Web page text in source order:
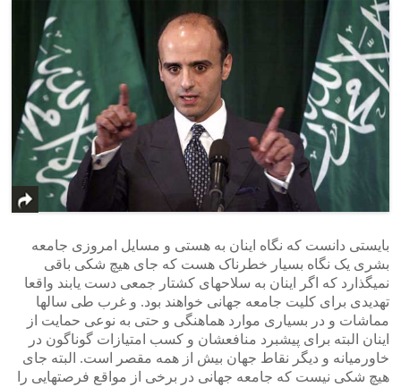
بایستی دانست که نگاه اینان به هستی و مسایل امروزی جامعه
بشری یک نگاه بسیار خطرناک هست که جای هیچ شکی باقی
نمیگذارد که اگر اینان به سلاحهای کشتار جمعی دست یابند واقعا
تهدیدی برای کلیت جامعه جهانی خواهند بود. و غرب طی سالها
مماشات و در بسیاری موارد هماهنگی و حتی به نوعی حمایت از
اینان البته برای پیشبرد منافعشان و کسب امتیازات گوناگون در
خاورمیانه و دیگر نقاط جهان بیش از همه مقصر است. البته جای
هیچ شکی نیست که جامعه جهانی در برخی از مواقع فرصتهایی را